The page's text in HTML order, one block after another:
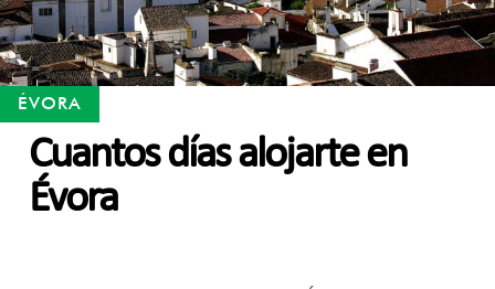
ÉVORA
Cuantos días alojarte en
Évora